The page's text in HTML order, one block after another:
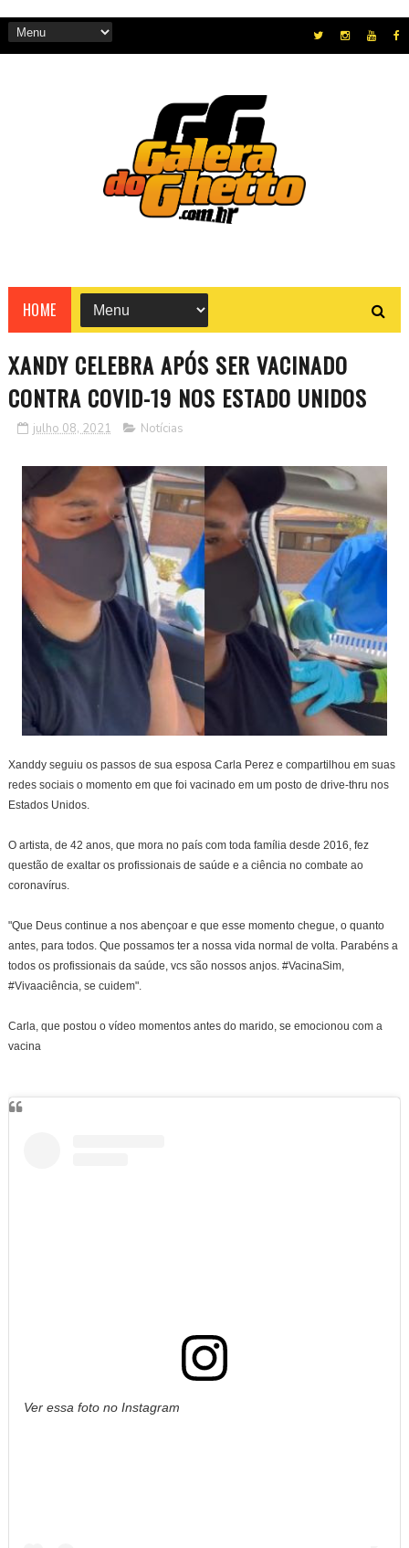
HOME
XANDY CELEBRA APÓS SER VACINADO
CONTRA COVID-19 NOS ESTADO UNIDOS
julho 08, 2021 Notícias
Xanddy seguiu os passos de sua esposa Carla Perez e compartilhou em suas
redes sociais o momento em que foi vacinado em um posto de drive-thru nos
Estados Unidos.
O artista, de 42 anos, que mora no país com toda família desde 2016, fez
questão de exaltar os profissionais de saúde e a ciência no combate ao
coronavírus.
"Que Deus continue a nos abençoar e que esse momento chegue, o quanto
antes, para todos. Que possamos ter a nossa vida normal de volta. Parabéns a
todos os profissionais da saúde, vcs são nossos anjos. #VacinaSim,
#Vivaaciência, se cuidem".
Carla, que postou o vídeo momentos antes do marido, se emocionou com a
vacina
Ver essa foto no Instagram